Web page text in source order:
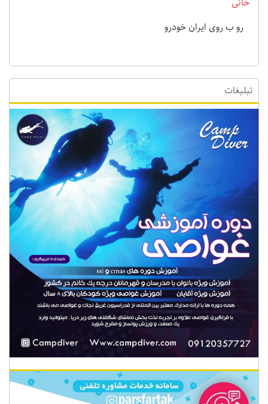
رو ب روی ایران خودرو
تبلیغات